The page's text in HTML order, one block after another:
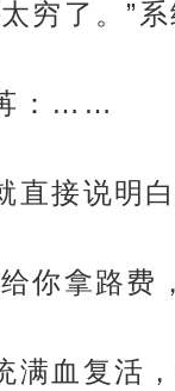
穷了。”
：……
直接说明
你拿路费
满血复活